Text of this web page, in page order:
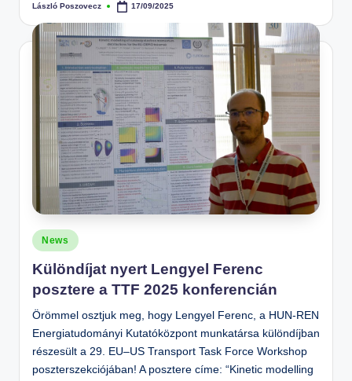
Posted
László Poszovecz 17/09/2025
Posted
in
News
Különdíjat nyert Lengyel Ferenc
posztere a TTF 2025 konferencián
Örömmel osztjuk meg, hogy Lengyel Ferenc, a HUN-REN
Energiatudományi Kutatóközpont munkatársa különdíjban
részesült a 29. EU–US Transport Task Force Workshop
poszterszekciójában! A posztere címe: “Kinetic modelling